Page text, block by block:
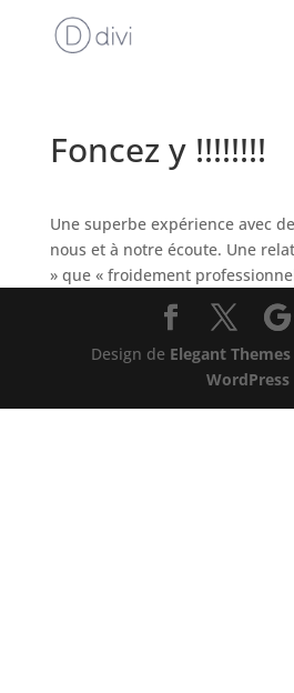
Foncez y !!!!!!!!
Une superbe expérience avec
nous et à notre écoute. Une
» que « froidement
Design de Elegant Themes
WordPress